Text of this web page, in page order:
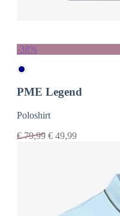
-38%
PME Legend
Poloshirt
€79,99 € 49,99